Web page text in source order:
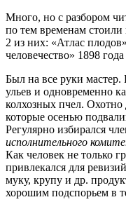
Много, но с разбором
по тем временам
2 из них: «Атлас
человечество» 1898
Был на все руки мастер.
ульев и одновременно
колхозных пчел. Охотно
которые осенью
Регулярно избирался
исполнительного
Как человек не только
привлекался для
муку, крупу и др.
хорошим подспорьем в